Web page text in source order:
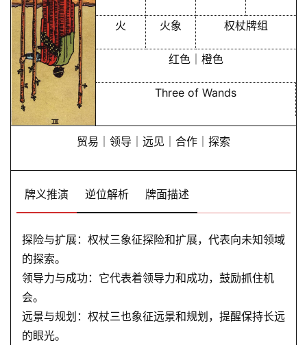
火 火象 权杖牌组
红色｜橙色
Three of Wands
贸易｜领导｜远见｜合作｜探索
牌义推演 逆位解析 牌面描述
探险与扩展：权杖三象征探险和扩展，代表向未知领域
的探索。
领导力与成功：它代表着领导力和成功，鼓励抓住机
会。
远景与规划：权杖三也象征远景和规划，提醒保持长远
的眼光。